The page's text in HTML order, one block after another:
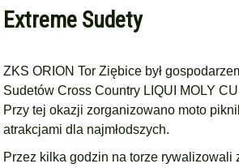
Extreme Sudety
ZKS ORION Tor Ziębice był
Sudetów Cross Country LIQUI MOLY
Przy tej okazji zorganizowano moto
atrakcjami dla najmłodszych.
Przez kilka godzin na torze rywalizowali